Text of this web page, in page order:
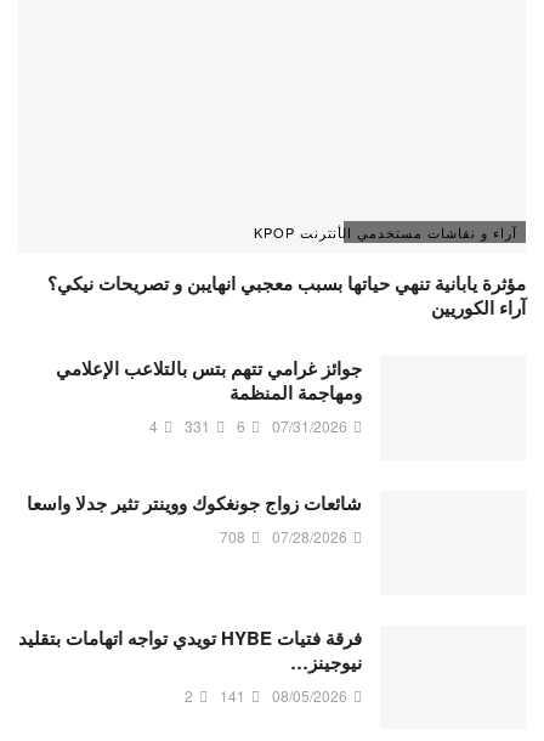
آراء و نقاشات مستخدمي الأنترنت KPOP
مؤثرة يابانية تنهي حياتها بسبب معجبي انهايبن و تصريحات نيكي؟
آراء الكوريين
جوائز غرامي تتهم بتس بالتلاعب الإعلامي
ومهاجمة المنظمة
07/31/2026
6
331
4
شائعات زواج جونغكوك ووينتر تثير جدلا واسعا
07/28/2026
708
فرقة فتيات HYBE تويدي تواجه اتهامات بتقليد
نيوجينز…
08/05/2026
141
2